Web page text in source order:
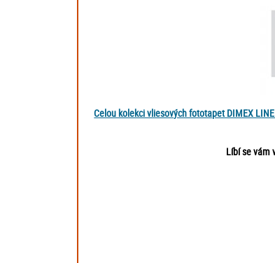
Celou kolekci vliesových fototapet DIMEX
Líbí se vám